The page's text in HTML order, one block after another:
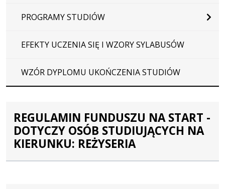
PROGRAMY STUDIÓW
EFEKTY UCZENIA SIĘ I WZORY SYLABUSÓW
WZÓR DYPLOMU UKOŃCZENIA STUDIÓW
REGULAMIN FUNDUSZU NA START -
DOTYCZY OSÓB STUDIUJĄCYCH NA
KIERUNKU: REŻYSERIA